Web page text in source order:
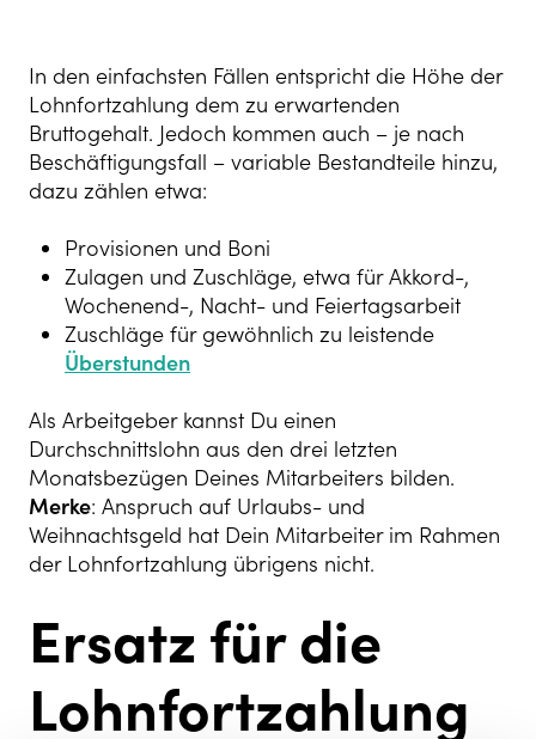
In den einfachsten Fällen entspricht die Höhe der
Lohnfortzahlung dem zu erwartenden
Bruttogehalt. Jedoch kommen auch – je nach
Beschäftigungsfall – variable Bestandteile hinzu,
dazu zählen etwa:
Provisionen und Boni
Zulagen und Zuschläge, etwa für Akkord-,
Wochenend-, Nacht- und Feiertagsarbeit
Zuschläge für gewöhnlich zu leistende
Überstunden
Als Arbeitgeber kannst Du einen
Durchschnittslohn aus den drei letzten
Monatsbezügen Deines Mitarbeiters bilden.
Merke: Anspruch auf Urlaubs- und
Weihnachtsgeld hat Dein Mitarbeiter im Rahmen
der Lohnfortzahlung übrigens nicht.
Ersatz für die
Lohnfortzahlung